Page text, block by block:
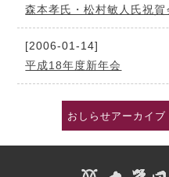
森本孝氏・松村敏人氏祝
[2006-01-14]
平成18年度新年会
おしらせアーカイブ